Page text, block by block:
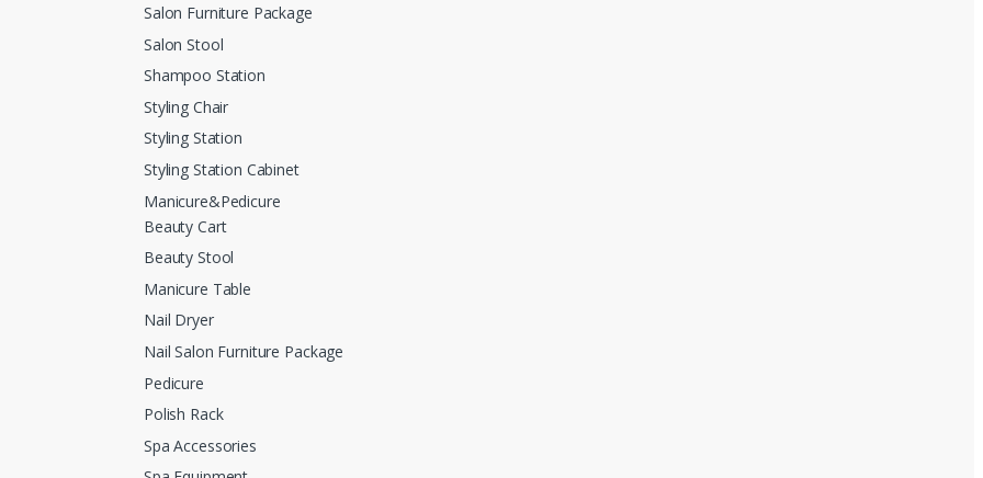
Salon Furniture Package
Salon Stool
Shampoo Station
Styling Chair
Styling Station
Styling Station Cabinet
Manicure&Pedicure
Beauty Cart
Beauty Stool
Manicure Table
Nail Dryer
Nail Salon Furniture Package
Pedicure
Polish Rack
Spa Accessories